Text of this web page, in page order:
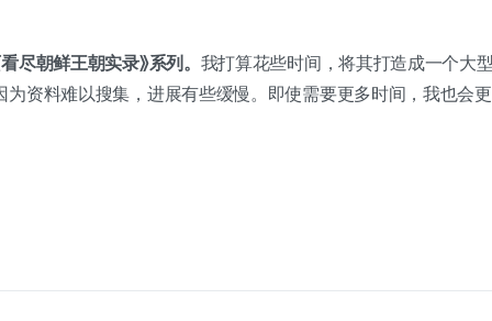
尽朝鲜王朝实录》系列。 我打算花些时间，将其打造成一个大
为资料难以搜集，进展有些缓慢。即使需要更多时间，我也会